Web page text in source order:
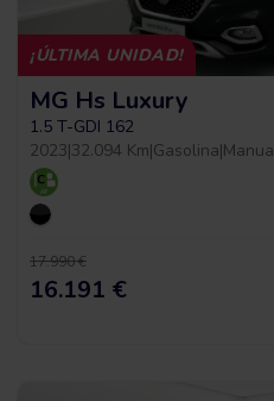
¡ÚLTIMA UNIDAD!
MG Hs Luxury
1.5 T-GDI 162
2023|32.094 Km|Gasolina|
17.990 €
16.191 €